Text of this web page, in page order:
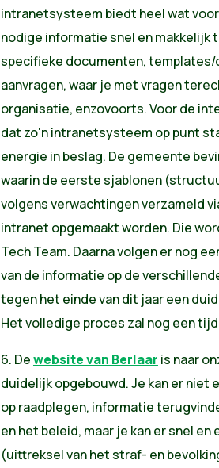
intranetsysteem biedt heel wat
nodige informatie snel en makkelijk
specifieke documenten,
aanvragen, waar je met vragen
organisatie, enzovoorts. Voor de
dat zo'n intranetsysteem op punt
energie in beslag. De gemeente
waarin de eerste sjablonen
volgens verwachtingen verzameld
intranet opgemaakt worden. Die
Tech Team. Daarna volgen er nog
van de informatie op de
tegen het einde van dit jaar een
Het volledige proces zal nog een
6. Dewebsite van Berlaar is naar
duidelijk opgebouwd. Je kan er
op raadplegen, informatie
en het beleid, maar je kan er snel
(uittreksel van het straf- en